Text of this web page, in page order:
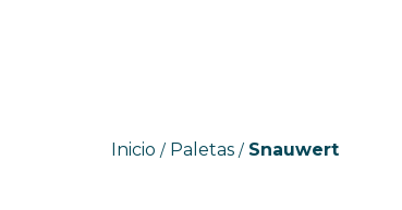
Inicio / Paletas / Snauwert